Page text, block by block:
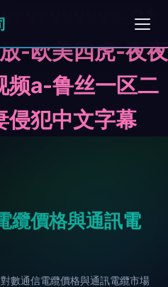
91
-欧美四虎-夜夜
频a-鲁丝一区二
侵犯中文字幕
纜價格與通訊電
數通信電纜價格與通訊電纜市場